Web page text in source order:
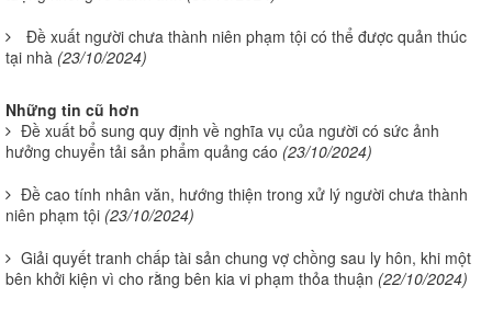
Đề xuất người chưa thành niên phạm tội có thể được quản thúc
tại nhà (23/10/2024)
Những tin cũ hơn
Đề xuất bổ sung quy định về nghĩa vụ của người có sức ảnh
hưởng chuyển tải sản phẩm quảng cáo (23/10/2024)
Đề cao tính nhân văn, hướng thiện trong xử lý người chưa thành
niên phạm tội (23/10/2024)
Giải quyết tranh chấp tài sản chung vợ chồng sau ly hôn, khi một
bên khởi kiện vì cho rằng bên kia vi phạm thỏa thuận (22/10/2024)